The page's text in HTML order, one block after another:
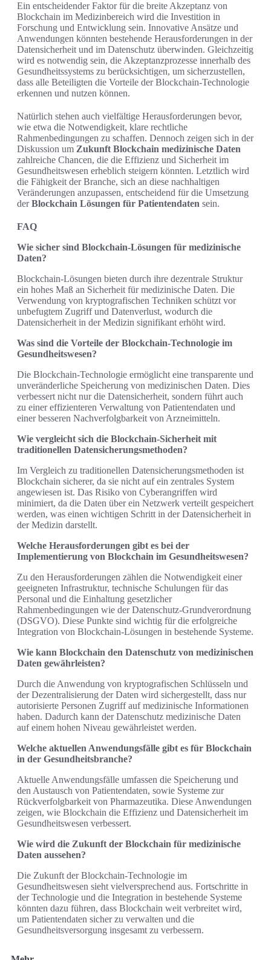
Ein entscheidender Faktor für die breite Akzeptanz von
Blockchain im Medizinbereich wird die Investition in
Forschung und Entwicklung sein. Innovative Ansätze und
Anwendungen könnten bestehende Herausforderungen in der
Datensicherheit und im Datenschutz überwinden. Gleichzeitig
wird es notwendig sein, die Akzeptanzprozesse innerhalb des
Gesundheitssystems zu berücksichtigen, um sicherzustellen,
dass alle Beteiligten die Vorteile der Blockchain-Technologie
erkennen und nutzen können.
Natürlich stehen auch vielfältige Herausforderungen bevor,
wie etwa die Notwendigkeit, klare rechtliche
Rahmenbedingungen zu schaffen. Dennoch zeigen sich in der
Diskussion um Zukunft Blockchain medizinische Daten
zahlreiche Chancen, die die Effizienz und Sicherheit im
Gesundheitswesen erheblich steigern könnten. Letztlich wird
die Fähigkeit der Branche, sich an diese nachhaltigen
Veränderungen anzupassen, entscheidend für die Umsetzung
derBlockchain Lösungen für Patientendaten sein.
FAQ
Wie sicher sind Blockchain-Lösungen für medizinische
Daten?
Blockchain-Lösungen bieten durch ihre dezentrale Struktur
ein hohes Maß an Sicherheit für medizinische Daten. Die
Verwendung von kryptografischen Techniken schützt vor
unbefugtem Zugriff und Datenverlust, wodurch die
Datensicherheit in der Medizin signifikant erhöht wird.
Was sind die Vorteile der Blockchain-Technologie im
Gesundheitswesen?
Die Blockchain-Technologie ermöglicht eine transparente und
unveränderliche Speicherung von medizinischen Daten. Dies
verbessert nicht nur die Datensicherheit, sondern führt auch
zu einer effizienteren Verwaltung von Patientendaten und
einer besseren Nachverfolgbarkeit von Arzneimitteln.
Wie vergleicht sich die Blockchain-Sicherheit mit
traditionellen Datensicherungsmethoden?
Im Vergleich zu traditionellen Datensicherungsmethoden ist
Blockchain sicherer, da sie nicht auf ein zentrales System
angewiesen ist. Das Risiko von Cyberangriffen wird
minimiert, da die Daten über ein Netzwerk verteilt gespeichert
werden, was einen wichtigen Schritt in der Datensicherheit in
der Medizin darstellt.
Welche Herausforderungen gibt es bei der
Implementierung von Blockchain im Gesundheitswesen?
Zu den Herausforderungen zählen die Notwendigkeit einer
geeigneten Infrastruktur, technische Schulungen für das
Personal und die Einhaltung gesetzlicher
Rahmenbedingungen wie der Datenschutz-Grundverordnung
(DSGVO). Diese Punkte sind wichtig für die erfolgreiche
Integration von Blockchain-Lösungen in bestehende Systeme.
Wie kann Blockchain den Datenschutz von medizinischen
Daten gewährleisten?
Durch die Anwendung von kryptografischen Schlüsseln und
der Dezentralisierung der Daten wird sichergestellt, dass nur
autorisierte Personen Zugriff auf medizinische Informationen
haben. Dadurch kann der Datenschutz medizinische Daten
auf einem hohen Niveau gewährleistet werden.
Welche aktuellen Anwendungsfälle gibt es für Blockchain
in der Gesundheitsbranche?
Aktuelle Anwendungsfälle umfassen die Speicherung und
den Austausch von Patientendaten, sowie Systeme zur
Rückverfolgbarkeit von Pharmazeutika. Diese Anwendungen
zeigen, wie Blockchain die Effizienz und Datensicherheit im
Gesundheitswesen verbessert.
Wie wird die Zukunft der Blockchain für medizinische
Daten aussehen?
Die Zukunft der Blockchain-Technologie im
Gesundheitswesen sieht vielversprechend aus. Fortschritte in
der Technologie und die Integration in bestehende Systeme
könnten dazu führen, dass Blockchain weit verbreitet wird,
um Patientendaten sicher zu verwalten und die
Gesundheitsversorgung insgesamt zu verbessern.